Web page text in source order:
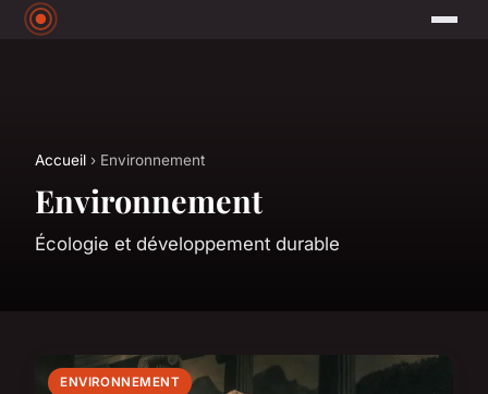
Accueil › Environnement
Environnement
Écologie et développement durable
ENVIRONNEMENT